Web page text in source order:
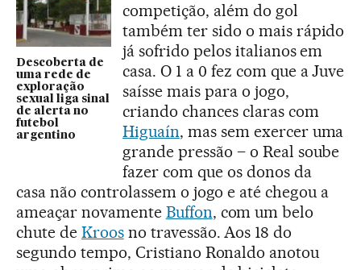
Descoberta de
uma rede de
exploração
sexual liga sinal
de alerta no
futebol
argentino
competição, além do gol
também ter sido o mais rápido
já sofrido pelos italianos em
casa. O 1 a 0 fez com que a Juve
saísse mais para o jogo,
criando chances claras com
Higuaín, mas sem exercer uma
grande pressão – o Real soube
fazer com que os donos da
casa não controlassem o jogo e até chegou a
ameaçar novamente Buffon, com um belo
chute de Kroosno travessão. Aos 18 do
segundo tempo, Cristiano Ronaldo anotou